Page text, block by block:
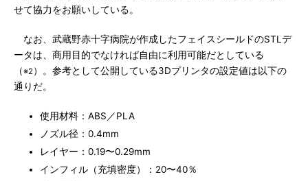
せて協力をお願いしている。
なお、武蔵野赤十字病院が作成したフェイスシールドのSTLデ
ータは、商用目的でなければ自由に利用可能だとしている
（※2）。参考として公開している3Dプリンタの設定値は以下の
通りだ。
使用材料：ABS／PLA
ノズル径：0.4mm
レイヤー：0.19〜0.29mm
インフィル（充填密度）：20〜40％